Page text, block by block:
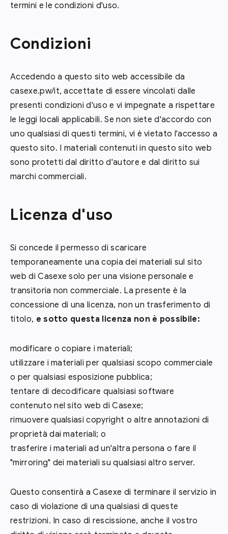
termini e le condizioni d'uso.
Condizioni
Accedendo a questo sito web accessibile da
casexe.pw/it, accettate di essere vincolati dalle
presenti condizioni d'uso e vi impegnate a rispettare
le leggi locali applicabili. Se non siete d'accordo con
uno qualsiasi di questi termini, vi è vietato l'accesso a
questo sito. I materiali contenuti in questo sito web
sono protetti dal diritto d'autore e dal diritto sui
marchi commerciali.
Licenza d'uso
Si concede il permesso di scaricare
temporaneamente una copia dei materiali sul sito
web di Casexe solo per una visione personale e
transitoria non commerciale. La presente è la
concessione di una licenza, non un trasferimento di
titolo, e sotto questa licenza non è possibile:
modificare o copiare i materiali;
utilizzare i materiali per qualsiasi scopo commerciale
o per qualsiasi esposizione pubblica;
tentare di decodificare qualsiasi software
contenuto nel sito web di Casexe;
rimuovere qualsiasi copyright o altre annotazioni di
proprietà dai materiali; o
trasferire i materiali ad un'altra persona o fare il
"mirroring" dei materiali su qualsiasi altro server.
Questo consentirà a Casexe di terminare il servizio in
caso di violazione di una qualsiasi di queste
restrizioni. In caso di rescissione, anche il vostro